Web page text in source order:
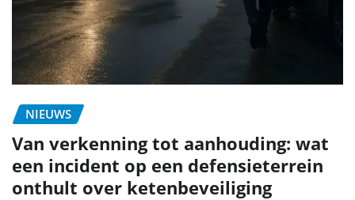
NIEUWS
Van verkenning tot aanhouding: wat
een incident op een defensieterrein
onthult over ketenbeveiliging